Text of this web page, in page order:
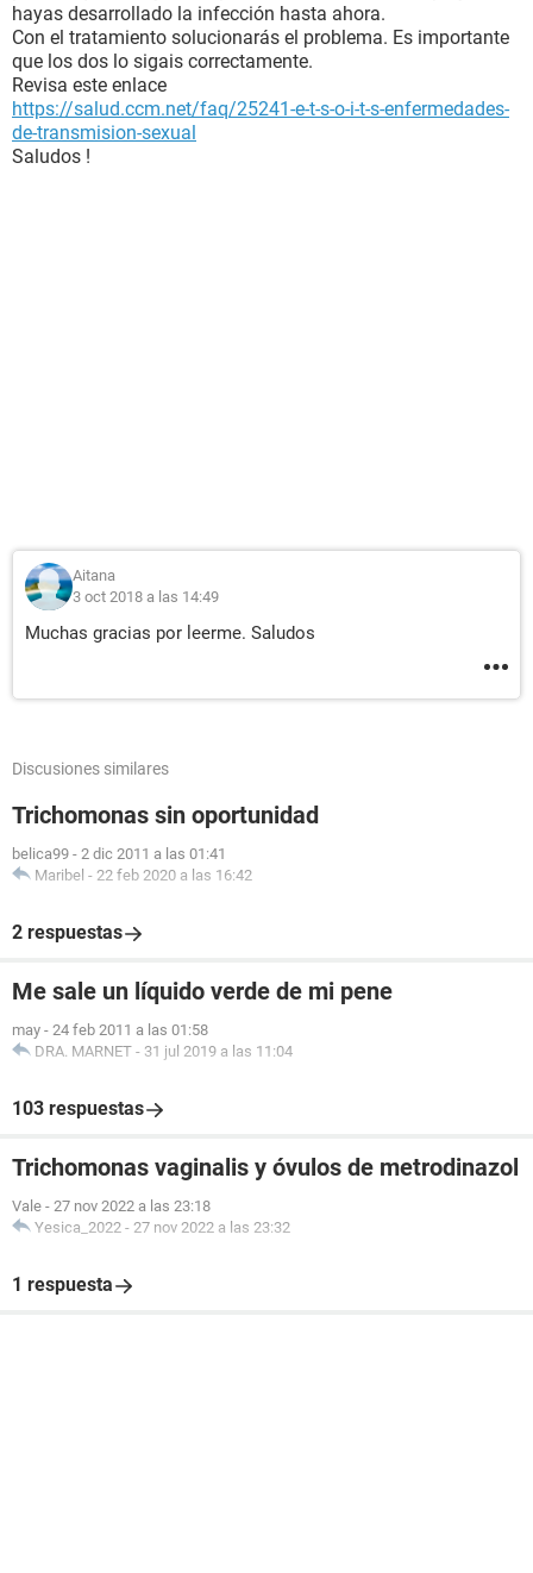
hayas desarrollado la infección hasta ahora.
Con el tratamiento solucionarás el problema. Es importante
que los dos lo sigais correctamente.
Revisa este enlace
https://salud.ccm.net/faq/25241-e-t-s-o-i-t-s-enfermedades-
de-transmision-sexual
Saludos !
Aitana
3 oct 2018 a las 14:49
Muchas gracias por leerme. Saludos
Discusiones similares
Trichomonas sin oportunidad
belica99 - 2 dic 2011 a las 01:41
Maribel - 22 feb 2020 a las 16:42
2 respuestas
Me sale un líquido verde de mi pene
may - 24 feb 2011 a las 01:58
DRA. MARNET - 31 jul 2019 a las 11:04
103 respuestas
Trichomonas vaginalis y óvulos de metrodinazol
Vale - 27 nov 2022 a las 23:18
Yesica_2022 - 27 nov 2022 a las 23:32
1 respuesta